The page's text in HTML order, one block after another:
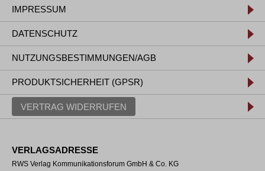
IMPRESSUM
DATENSCHUTZ
NUTZUNGSBESTIMMUNGEN/AGB
PRODUKTSICHERHEIT (GPSR)
VERTRAG WIDERRUFEN
VERLAGSADRESSE
RWS Verlag Kommunikationsforum GmbH & Co. KG